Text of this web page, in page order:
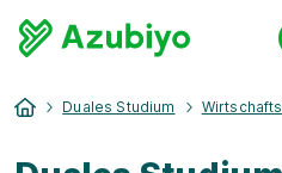
Duales Studium